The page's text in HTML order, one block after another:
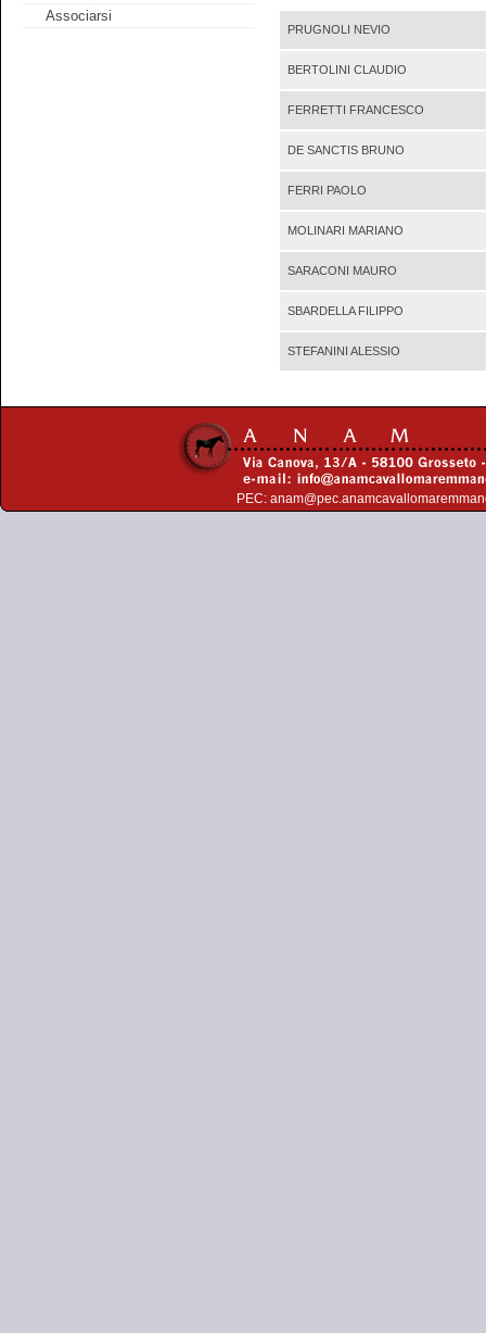
Associarsi
PRUGNOLI NEVIO
BERTOLINI CLAUDIO
FERRETTI FRANCESCO
DE SANCTIS BRUNO
FERRI PAOLO
MOLINARI MARIANO
SARACONI MAURO
SBARDELLA FILIPPO
STEFANINI ALESSIO
PEC: